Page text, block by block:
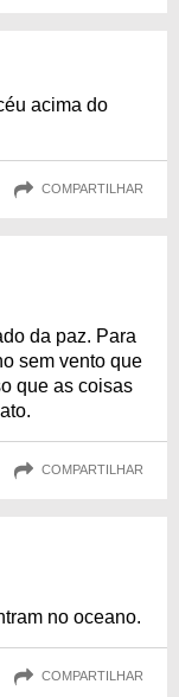
acima do
COMPARTILHAR
da paz. Para
sem vento que
que as coisas
COMPARTILHAR
no oceano.
COMPARTILHAR